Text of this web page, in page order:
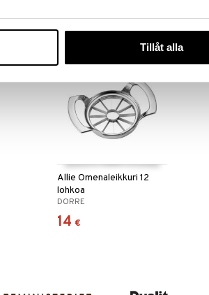
Tillåt alla
3,85 9,99
Allie Omenaleikkuri 12
lohkoa
DORRE
14 €